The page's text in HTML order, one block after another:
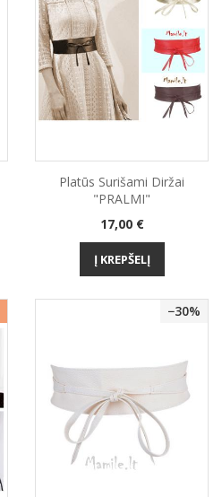
Platūs Surišami Diržai
"PRALMI"
Kaina
17,00 €
Į KREPŠELĮ
−30%